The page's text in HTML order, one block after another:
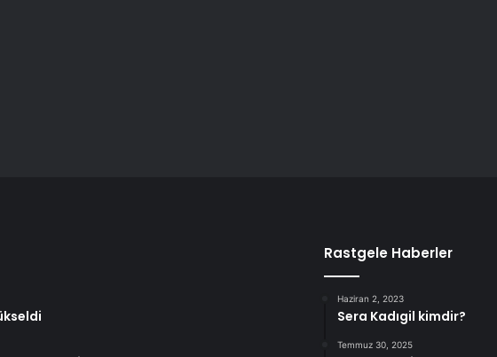
Rastgele Haberler
Haziran 2, 2023
Sera Kadıgil kimdir?
Temmuz 30, 2025